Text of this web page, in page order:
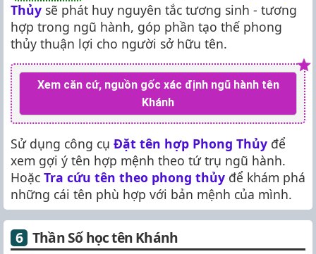
Thủy sẽ phát huy nguyên tắc tương sinh - tương
hợp trong ngũ hành, góp phần tạo thế phong
thủy thuận lợi cho người sở hữu tên.
Xem căn cứ, nguồn gốc xác định ngũ hành tên
Khánh
Sử dụng công cụ Đặt tên hợp Phong Thủy để
xem gợi ý tên hợp mệnh theo tứ trụ ngũ hành.
Hoặc Tra cứu tên theo phong thủy để khám phá
những cái tên phù hợp với bản mệnh của mình.
Thần Số học tên Khánh